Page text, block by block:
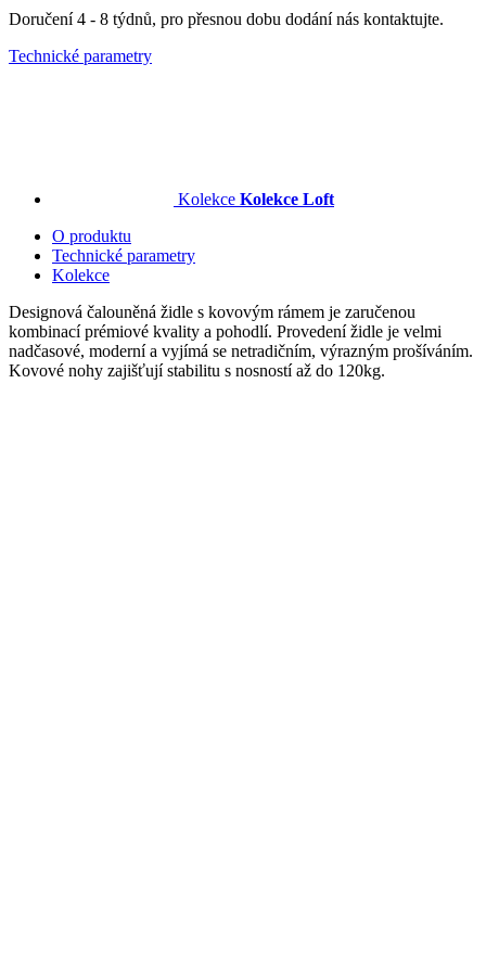
Doručení 4 - 8 týdnů, pro přesnou dobu dodání nás kontaktujte.
Technické parametry
Kolekce Kolekce Loft
O produktu
Technické parametry
Kolekce
Designová čalouněná židle s kovovým rámem je zaručenou
kombinací prémiové kvality a pohodlí. Provedení židle je velmi
nadčasové, moderní a vyjímá se netradičním, výrazným prošíváním.
Kovové nohy zajišťují stabilitu s nosností až do 120kg.